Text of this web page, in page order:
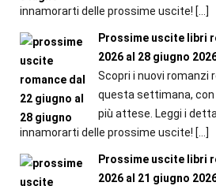
innamorarti delle prossime uscite! […]
Prossime uscite libri
2026 al 28 giugno
Scopri i nuovi romanzi
questa settimana,
più attese. Leggi i
innamorarti delle prossime uscite! […]
Prossime uscite libri
2026 al 21 giugno